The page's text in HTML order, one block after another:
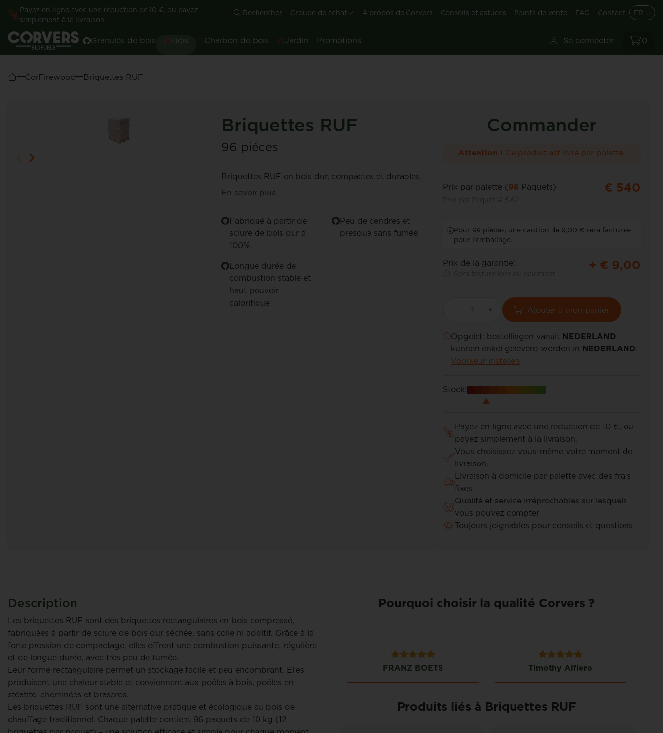
Payez en ligne avec une réduction de 10 €, ou payez
simplement à la livraison.
Rechercher Groupe de achat À propos de Corvers Conseils et astuces Points de vente FAQ Contact FR
Granulés de bois Bois Charbon de bois Jardin Promotions Se connecter 0
CorFirewood Briquettes RUF
Briquettes RUF
96 piéces
Briquettes RUF en bois dur, compactes et durables.
En savoir plus
Fabriqué à partir de
sciure de bois dur à
100%
Peu de cendres et
presque sans fumée
Longue durée de
combustion stable et
haut pouvoir
calorifique
Commander
Attention ! Ce produit est livré par palette.
Prix par palette (96 Paquets) € 540
Pour 96 pièces, une caution de 9,00 € sera facturée
pour l'emballage.
Prix de la garantie: + € 9,00
Ajouter à mon panier
Opgelet: bestellingen vanuit NEDERLAND
kunnen enkel geleverd worden in NEDERLAND.
Voorkeur instellen
Stock:
Payez en ligne avec une réduction de 10 €, ou
payez simplement à la livraison.
Vous choisissez vous-même votre moment de
livraison.
Livraison à domicile par palette avec des frais
fixes.
Qualité et service irréprochables sur lesquels
vous pouvez compter
Toujours joignables pour conseils et questions
Description
Les briquettes RUF sont des briquettes rectangulaires en bois compressé,
fabriquées à partir de sciure de bois dur séchée, sans colle ni additif. Grâce à la
forte pression de compactage, elles offrent une combustion puissante, régulière
et de longue durée, avec très peu de fumée.
Leur forme rectangulaire permet un stockage facile et peu encombrant. Elles
produisent une chaleur stable et conviennent aux poêles à bois, poêles en
stéatite, cheminées et braseros.
Les briquettes RUF sont une alternative pratique et écologique au bois de
chauffage traditionnel. Chaque palette contient 96 paquets de 10 kg (12
Pourquoi choisir la qualité Corvers ?
nancy hannes Linda Dillen FRANZ BOETS Timothy Alfiero
Produits liés à Briquettes RUF